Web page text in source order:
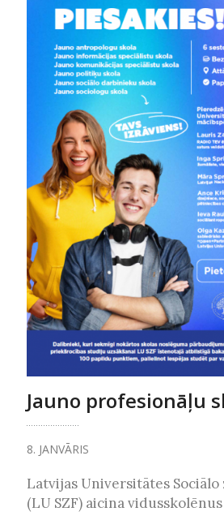
Jauno profesionāļu
8. JANVĀRIS
Latvijas Universitātes
(LU SZF) aicina